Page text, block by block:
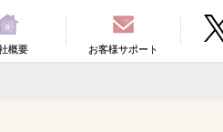
概要 お客様サポート